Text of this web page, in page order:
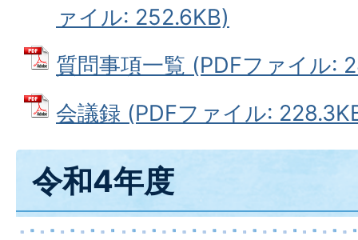
ァイル: 252.6KB)
質問事項一覧 (PDFファイル:
会議録 (PDFファイル:
令和4年度